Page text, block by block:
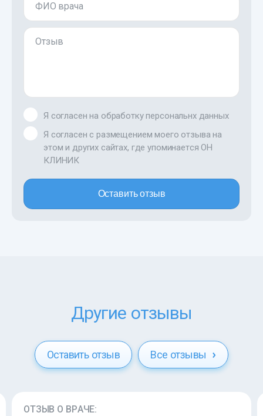
ФИО врача
Отзыв
Я согласен на обработку персональнх данных
Я согласен с размещением моего отзыва на
этом и других сайтах, где упоминается ОН
КЛИНИК
Оставить отзыв
Другие отзывы
Оставить отзыв Все отзывы
ОТЗЫВ О ВРАЧЕ: